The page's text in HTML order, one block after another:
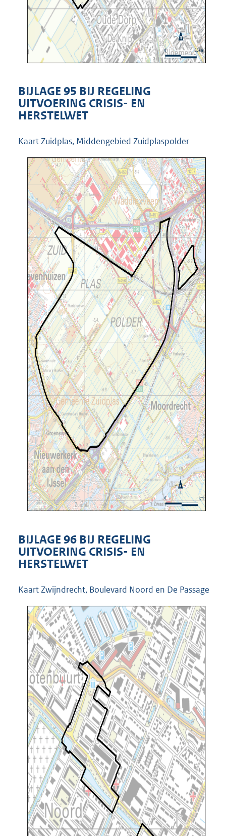
BIJLAGE 95 BIJ REGELING
UITVOERING CRISIS- EN
HERSTELWET
Kaart Zuidplas, Middengebied Zuidplaspolder
BIJLAGE 96 BIJ REGELING
UITVOERING CRISIS- EN
HERSTELWET
Kaart Zwijndrecht, Boulevard Noord en De Passage